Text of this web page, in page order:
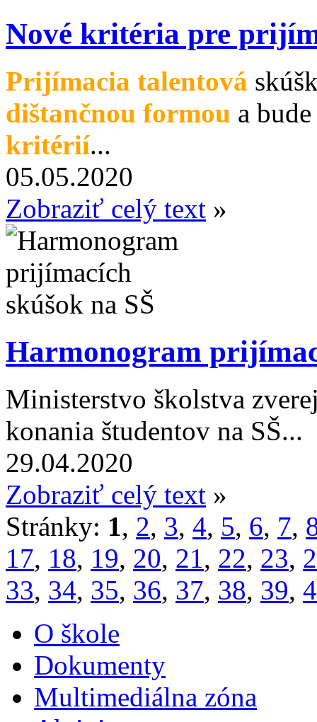
Nové kritéria pre
Prijímacia talentová
dištančnou formou a
kritérií...
05.05.2020
Zobraziť celý text »
Harmonogram
Ministerstvo školstva
konania študentov na SŠ...
29.04.2020
Zobraziť celý text »
Stránky: 1, 2, 3, 4, 5, 6, 7,
17, 18, 19, 20, 21, 22, 23,
33, 34, 35, 36, 37, 38, 39,
O škole
Dokumenty
Multimediálna zóna